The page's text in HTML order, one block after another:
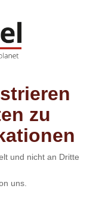
zu
und nicht an Dritte
uns.